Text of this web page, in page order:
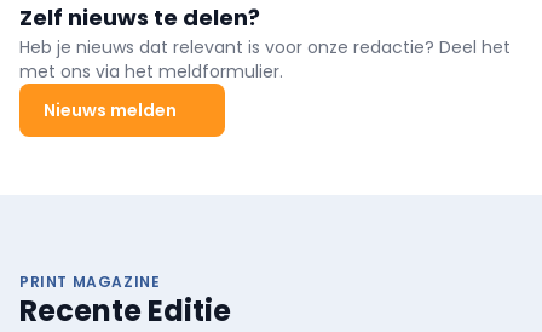
Zelf nieuws te delen?
Heb je nieuws dat relevant is voor onze redactie? Deel het
met ons via het meldformulier.
Nieuws melden
PRINT MAGAZINE
Recente Editie